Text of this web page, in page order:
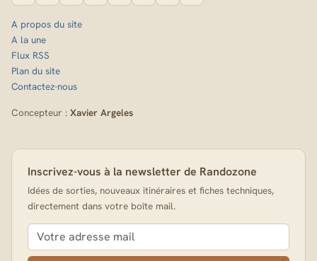
A propos du site
A la une
Flux RSS
Plan du site
Contactez-nous
Concepteur : Xavier Argeles
Inscrivez-vous à la newsletter de Randozone
Idées de sorties, nouveaux itinéraires et fiches techniques,
directement dans votre boîte mail.